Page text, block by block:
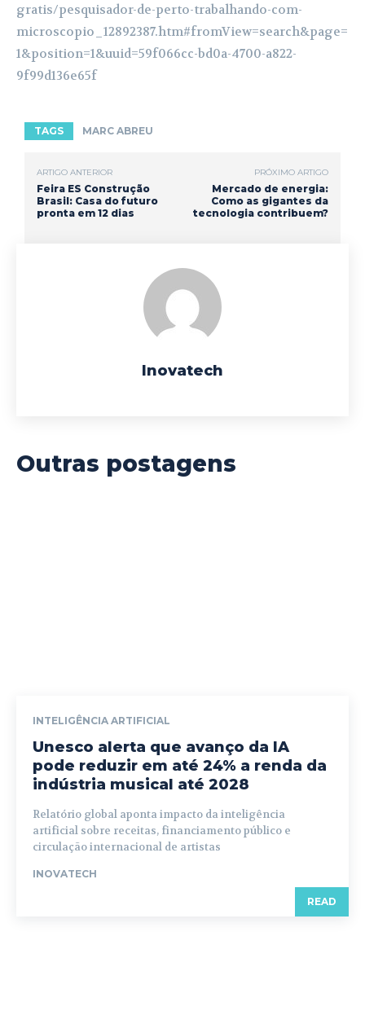
gratis/pesquisador-de-perto-trabalhando-com-
microscopio_12892387.htm#fromView=search&page=
1&position=1&uuid=59f066cc-bd0a-4700-a822-
9f99d136e65f
TAGS MARC ABREU
ARTIGO ANTERIOR
Feira ES Construção
Brasil: Casa do futuro
pronta em 12 dias
PRÓXIMO ARTIGO
Mercado de energia:
Como as gigantes da
tecnologia contribuem?
Inovatech
Outras postagens
INTELIGÊNCIA ARTIFICIAL
Unesco alerta que avanço da IA
pode reduzir em até 24% a renda da
indústria musical até 2028
Relatório global aponta impacto da inteligência
artificial sobre receitas, financiamento público e
circulação internacional de artistas
INOVATECH
READ